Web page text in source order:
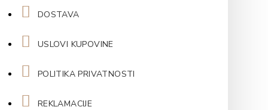
DOSTAVA
USLOVI KUPOVINE
POLITIKA PRIVATNOSTI
REKLAMACIJE